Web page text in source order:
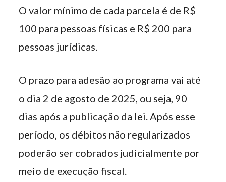
O valor mínimo de cada parcela é de R$
100 para pessoas físicas e R$ 200 para
pessoas jurídicas.
O prazo para adesão ao programa vai até
o dia 2 de agosto de 2025, ou seja, 90
dias após a publicação da lei. Após esse
período, os débitos não regularizados
poderão ser cobrados judicialmente por
meio de execução fiscal.